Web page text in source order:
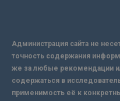
Администрация сайта не
точность содержания
же за любые рекомендации
содержаться в
применимость её к